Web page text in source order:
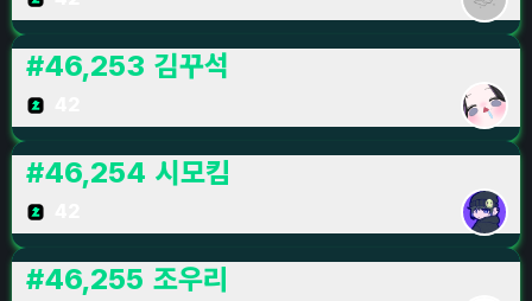
#46,253 김꾸석
#46,254 시모킴
#46,255 조우리